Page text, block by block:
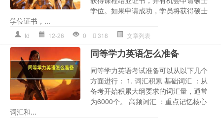
学位。如果申请成功，学员将获得硕士
学位证书，...
td 12-26 0 318 文章列表
同等学力英语怎么准备
同等学力英语考试准备可以从以下几个
方面进行： 1. 词汇积累 基础词汇 ：从
备考开始积累大纲要求的词汇量，通常
为6000个。 高频词汇 ：重点记忆核心
词汇和...